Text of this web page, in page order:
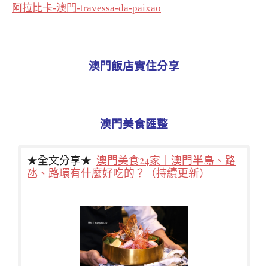
阿拉比卡-澳門-travessa-da-paixao
澳門飯店實住分享
澳門美食匯整
★全文分享★ 澳門美食24家｜澳門半島、路
氹、路環有什麼好吃的？（持續更新）